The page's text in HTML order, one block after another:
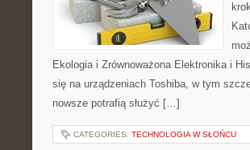
Ekologia i Zrównoważona Elektronika i
się na urządzeniach Toshiba, w tym
nowsze potrafią służyć […]
CATEGORIES: TECHNOLOGIA W SŁOŃCU